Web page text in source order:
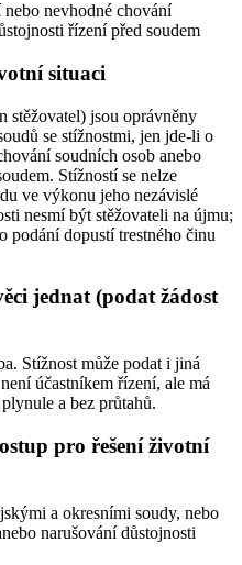
nevhodné chování
řízení před soudem
situaci
stěžovatel) jsou oprávněny
se stížnostmi, jen jde-li o
soudních osob anebo
Stížností se nelze
ve výkonu jeho nezávislé
nesmí být stěžovateli na újmu;
podání dopustí trestného činu
jednat (podat žádost
Stížnost může podat i jiná
účastníkem řízení, ale má
a bez průtahů.
pro řešení životní
a okresními soudy, nebo
narušování důstojnosti